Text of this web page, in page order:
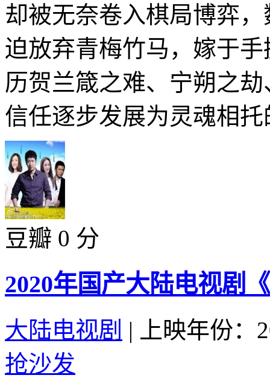
却被无奈卷入棋局博弈
迫放弃青梅竹马，嫁于
历贺兰箴之难、宁朔之
信任逐步发展为灵魂相
豆瓣 0 分
2020年国产大陆电视剧
大陆电视剧 |
上映年份：
抢沙发